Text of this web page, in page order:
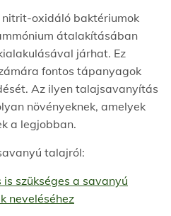
oxidáló baktériumok
átalakításában
járhat. Ez
fontos tápanyagok
Az ilyen talajsavanyítás
növényeknek, amelyek
a legjobban.
talajról:
szükséges a savanyú
neveléséhez